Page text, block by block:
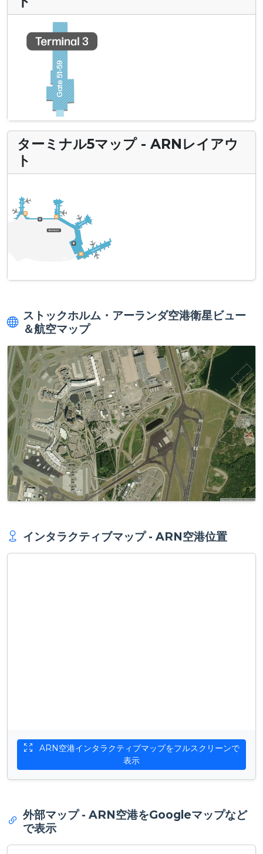
ターミナル5マップ - ARNレイアウ
ト
ストックホルム・アーランダ空港衛星ビュー
＆航空マップ
インタラクティブマップ - ARN空港位置
表示
外部マップ - ARN空港をGoogleマップなど
で表示